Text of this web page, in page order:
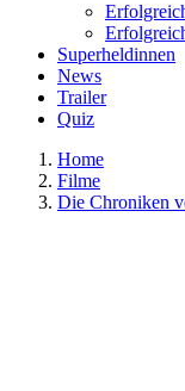
Superheldinnen
News
Trailer
Quiz
Home
Filme
Die Chroniken